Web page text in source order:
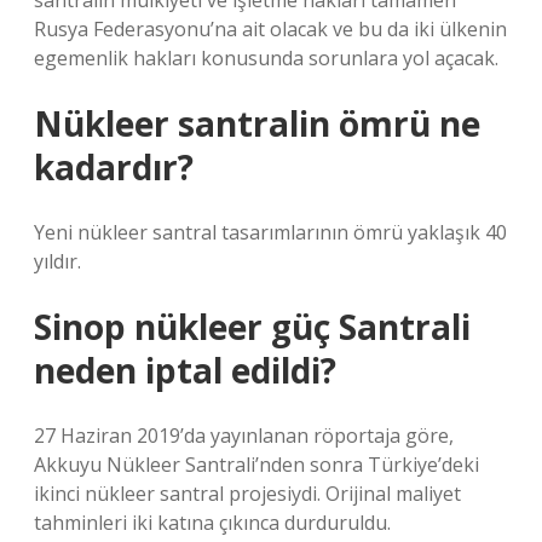
Rusya Federasyonu’na ait olacak ve bu da iki ülkenin
egemenlik hakları konusunda sorunlara yol açacak.
Nükleer santralin ömrü ne
kadardır?
Yeni nükleer santral tasarımlarının ömrü yaklaşık 40
yıldır.
Sinop nükleer güç Santrali
neden iptal edildi?
27 Haziran 2019’da yayınlanan röportaja göre,
Akkuyu Nükleer Santrali’nden sonra Türkiye’deki
ikinci nükleer santral projesiydi. Orijinal maliyet
tahminleri iki katına çıkınca durduruldu.